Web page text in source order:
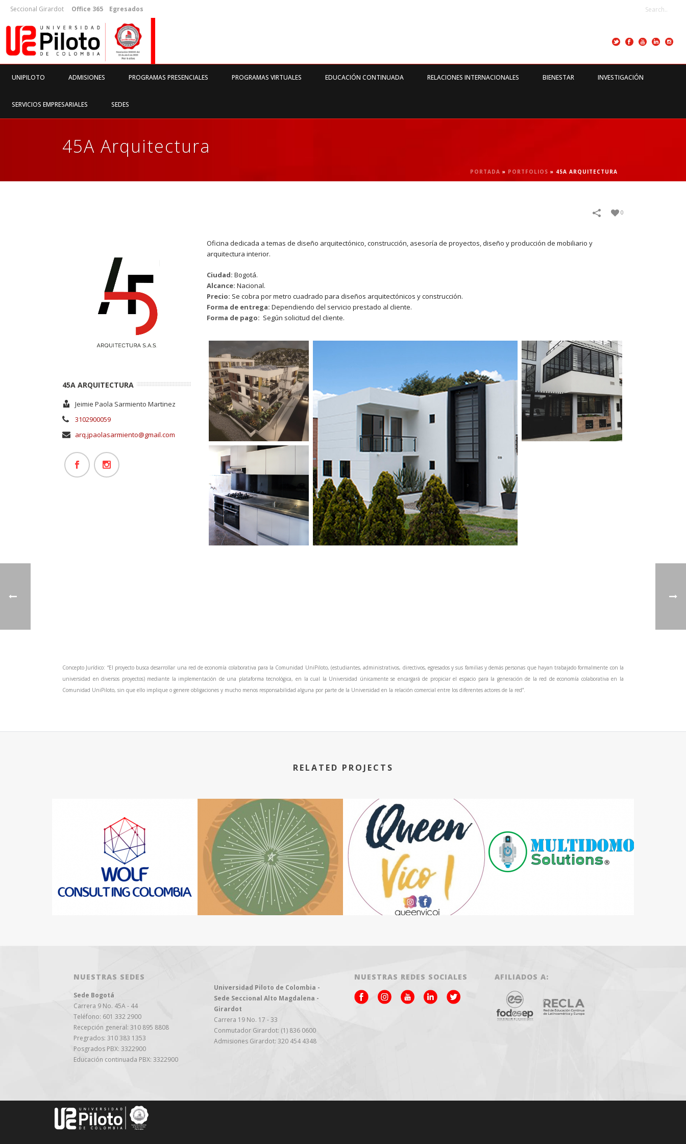
Seccional Girardot Office 365 Egresados
UNIPILOTO ADMISIONES PROGRAMAS PRESENCIALES PROGRAMAS VIRTUALES EDUCACIÓN CONTINUADA RELACIONES INTERNACIONALES BIENESTAR INVESTIGACIÓN
SERVICIOS EMPRESARIALES SEDES
45A Arquitectura
PORTADA » PORTFOLIOS » 45A ARQUITECTURA
0
45A ARQUITECTURA
Jeimie Paola Sarmiento Martinez
3102900059
arq.jpaolasarmiento@gmail.com
Oficina dedicada a temas de diseño arquitectónico, construcción, asesoría de proyectos, diseño y producción de mobiliario y
arquitectura interior.
Ciudad: Bogotá.
Alcance: Nacional.
Precio: Se cobra por metro cuadrado para diseños arquitectónicos y construcción.
Forma de entrega: Dependiendo del servicio prestado al cliente.
Forma de pago: Según solicitud del cliente.
Concepto Jurídico: “El proyecto busca desarrollar una red de economía colaborativa para la Comunidad UniPiloto, (estudiantes, administrativos, directivos, egresados y sus familias y demás personas que hayan trabajado formalmente con la
universidad en diversos proyectos) mediante la implementación de una plataforma tecnológica, en la cual la Universidad únicamente se encargará de propiciar el espacio para la generación de la red de economía colaborativa en la
Comunidad UniPiloto, sin que ello implique o genere obligaciones y mucho menos responsabilidad alguna por parte de la Universidad en la relación comercial entre los diferentes actores de la red”.
RELATED PROJECTS
NUESTRAS SEDES
Sede Bogotá
Carrera 9 No. 45A - 44
Teléfono: 601 332 2900
Recepción general: 310 895 8808
Pregrados: 310 383 1353
Posgrados PBX: 3322900
Educación continuada PBX: 3322900
Universidad Piloto de Colombia -
Sede Seccional Alto Magdalena -
Girardot
Carrera 19 No. 17 - 33
Conmutador Girardot: (1) 836 0600
Admisiones Girardot: 320 454 4348
NUESTRAS REDES SOCIALES AFILIADOS A: